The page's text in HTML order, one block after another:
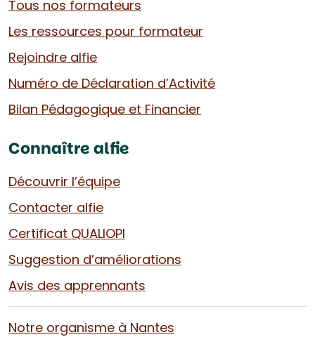
Tous nos formateurs
Les ressources pour formateur
Rejoindre alfie
Numéro de Déclaration d’Activité
Bilan Pédagogique et Financier
Connaître alfie
Découvrir l’équipe
Contacter alfie
Certificat QUALIOPI
Suggestion d’améliorations
Avis des apprennants
Notre organisme à Nantes